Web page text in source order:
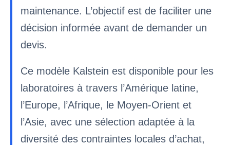
maintenance. L’objectif est de faciliter une
décision informée avant de demander un
devis.
Ce modèle Kalstein est disponible pour les
laboratoires à travers l’Amérique latine,
l’Europe, l’Afrique, le Moyen-Orient et
l’Asie, avec une sélection adaptée à la
diversité des contraintes locales d’achat,